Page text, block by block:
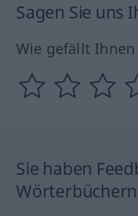
Sagen Sie uns
Wie gefällt
Sie haben